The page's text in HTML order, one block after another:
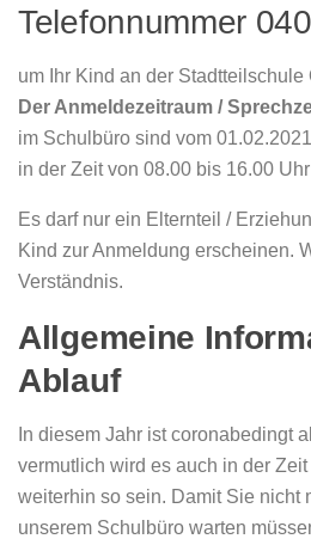
Telefonnummer
um Ihr Kind an der
Der Anmeldezeitraum /
im Schulbüro sind vom
in der Zeit von 08.00 bis 16.00
Es darf nur ein Elternteil /
Kind zur Anmeldung erscheinen.
Verständnis.
Allgemeine
Ablauf
In diesem Jahr ist coronabedingt
vermutlich wird es auch in der
weiterhin so sein. Damit Sie nicht
unserem Schulbüro warten